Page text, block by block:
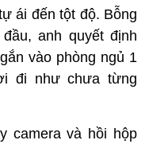
ái đến tột độ. Bỗng
anh quyết định
vào phòng ngủ 1
đi như chưa từng
camera và hồi hộp